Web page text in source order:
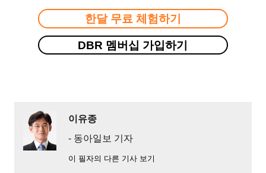
한달 무료 체험하기
DBR 멤버십 가입하기
이유종
- 동아일보 기자
이 필자의 다른 기사 보기